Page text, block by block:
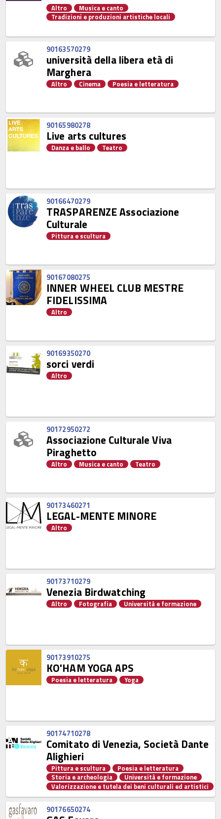
Altro
Musica e canto
Tradizioni e produzioni artistiche locali
90163570279
università della libera età di
Marghera
Altro Cinema Poesia e letteratura
90165980278
Live arts cultures
Danza e ballo Teatro
90166470279
TRASPARENZE Associazione
Culturale
Pittura e scultura
90167080275
INNER WHEEL CLUB MESTRE
FIDELISSIMA
Altro
90169350270
sorci verdi
Altro
90172950272
Associazione Culturale Viva
Piraghetto
Altro Musica e canto Teatro
90173460271
LEGAL-MENTE MINORE
Altro
90173710279
Venezia Birdwatching
Altro Fotografia Università e formazione
90173910275
KO'HAM YOGA APS
Poesia e letteratura Yoga
90174710278
Comitato di Venezia, Società Dante
Alighieri
Pittura e scultura
Poesia e letteratura
Storia e archeologia
Università e formazione
Valorizzazione e tutela dei beni culturali ed artistici
90176650274